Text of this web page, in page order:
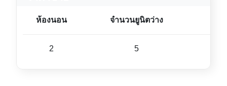
ห้องนอน จำนวนยูนิตว่าง
2 5